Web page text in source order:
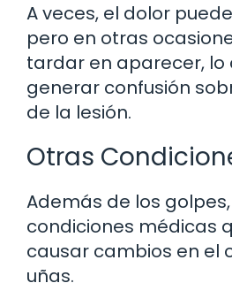
A veces, el dolor
pero en otras
tardar en aparecer, lo
generar confusión
de la lesión.
Otras
Además de los
condiciones médicas
causar cambios en el
uñas.